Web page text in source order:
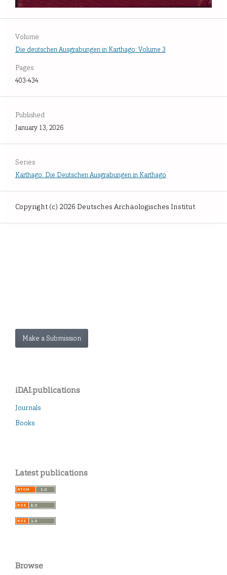
Volume
Die deutschen Ausgrabungen in Karthago: Volume 3
Pages
403-434
Published
January 13, 2026
Series
Karthago: Die Deutschen Ausgrabungen in Karthago
Copyright (c) 2026 Deutsches Archäologisches Institut
Make a Submission
iDAI.publications
Journals
Books
Latest publications
Browse